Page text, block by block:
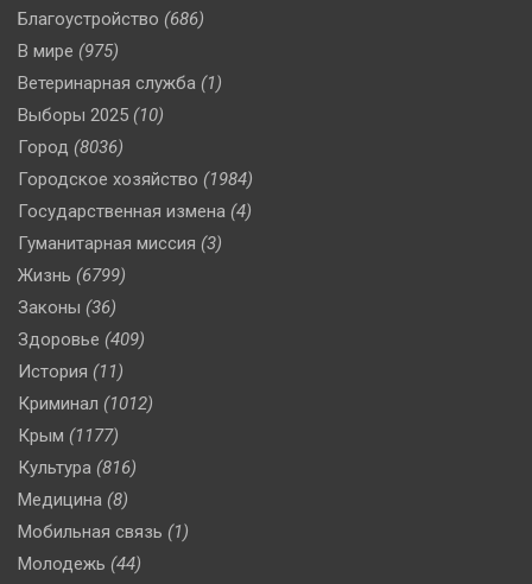
Благоустройство (686)
В мире (975)
Ветеринарная служба (1)
Выборы 2025 (10)
Город (8036)
Городское хозяйство (1984)
Государственная измена (4)
Гуманитарная миссия (3)
Жизнь (6799)
Законы (36)
Здоровье (409)
История (11)
Криминал (1012)
Крым (1177)
Культура (816)
Медицина (8)
Мобильная связь (1)
Молодежь (44)